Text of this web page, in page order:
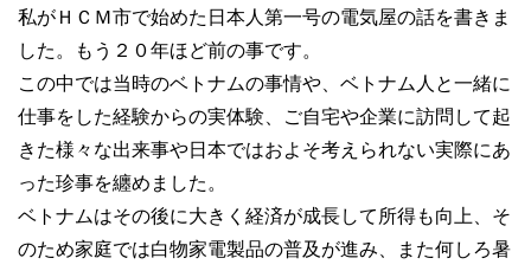
私がＨＣＭ市で始めた日本人第一号の電気屋の話を書きま
した。もう２０年ほど前の事です。
この中では当時のベトナムの事情や、ベトナム人と一緒に
仕事をした経験からの実体験、ご自宅や企業に訪問して起
きた様々な出来事や日本ではおよそ考えられない実際にあ
った珍事を纏めました。
ベトナムはその後に大きく経済が成長して所得も向上、そ
のため家庭では白物家電製品の普及が進み、また何しろ暑